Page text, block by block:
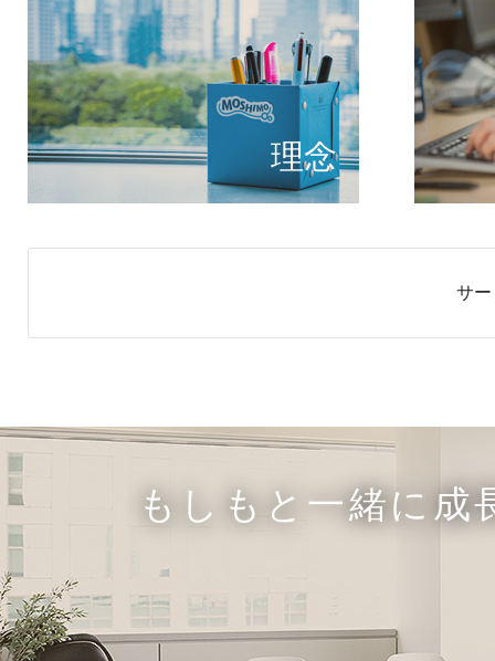
理念
個のチ
もしもが描く未
サ
もしもと一緒に成